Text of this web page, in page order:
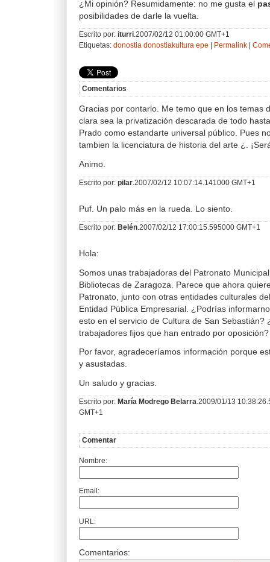
¿Mi opinión? Resumidamente: no me gusta el
posibilidades de darle la vuelta.
Escrito por: iturri .2007/02/12 01:00:00 GMT+1
Etiquetas: donostia donostiakultura epe | Permalink |
Comentarios
Gracias por contarlo. Me temo que en los temas
clara sea la privatización descarada de todo
Prado como estandarte universal público. Pues
tambien la licenciatura de historia del arte ¿.
Animo.
Escrito por: pilar .2007/02/12 10:07:14.141000 GMT+1
Puf. Un palo más en la rueda. Lo siento.
Escrito por: Belén .2007/02/12 17:00:15.595000 GMT+1
Hola:
Somos unas trabajadoras del Patronato
Bibliotecas de Zaragoza. Parece que ahora
Patronato, junto con otras entidades culturales
Entidad Pública Empresarial. ¿Podrías
esto en el servicio de Cultura de San Sebastián?
trabajadores fijos que han entrado por oposición?
Por favor, agradeceríamos información porque
y asustadas.
Un saludo y gracias.
Escrito por: María Modrego Belarra .2009/01/13
GMT+1
Comentar
Nombre:
Email:
URL:
Comentarios: